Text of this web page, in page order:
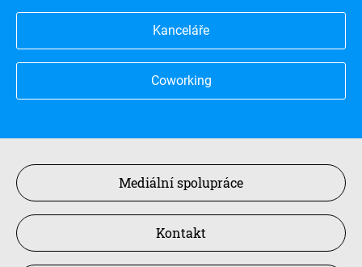
Kanceláře
Coworking
Mediální spolupráce
Kontakt